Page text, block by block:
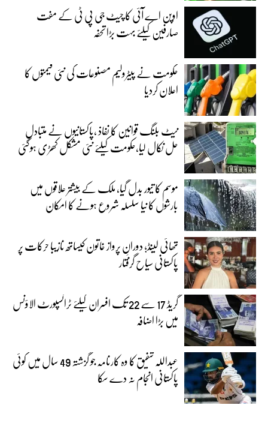
اوپن اے آئی کا چیٹ جی پی ٹی کے مفت
صارفین کیلئے بہت بڑا تحفہ
حکومت نے پیٹرولیم مصنوعات کی نئی قیمتوں کا
اعلان کردیا
نیٹ بلنگ قوانین کا نفاذ ،پاکستانیوں نے متبادل
حل نکال لیا،حکومت کیلئے نئی مشکل کھڑی ہوگئی
موسم کا تیور بدل گیا، ملک کے بیشتر علاقوں میں
بارشوں کا نیا سلسلہ شروع ہونے کا امکان
تھائی لینڈ؛ دورانِ پرواز خاتون کیساتھ نازیبا حرکات پر
پاکستانی سیاح گرفتار
گریڈ 17 سے 22 تک افسران کیلئے ٹرانسپورٹ الاؤنس
میں بڑا اضافہ
عبداللہ شفیق کا وہ کارنامہ جو گزشتہ 49 سال میں کوئی
پاکستانی انجام نہ دے سکا